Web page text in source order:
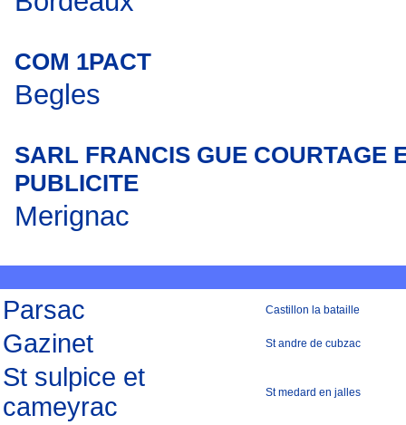
COM 1PACT
Begles
SARL FRANCIS GUE COURTAGE
PUBLICITE
Merignac
Parsac Castillon la bataille
Gazinet St andre de cubzac
St sulpice et
cameyrac
St medard en jalles